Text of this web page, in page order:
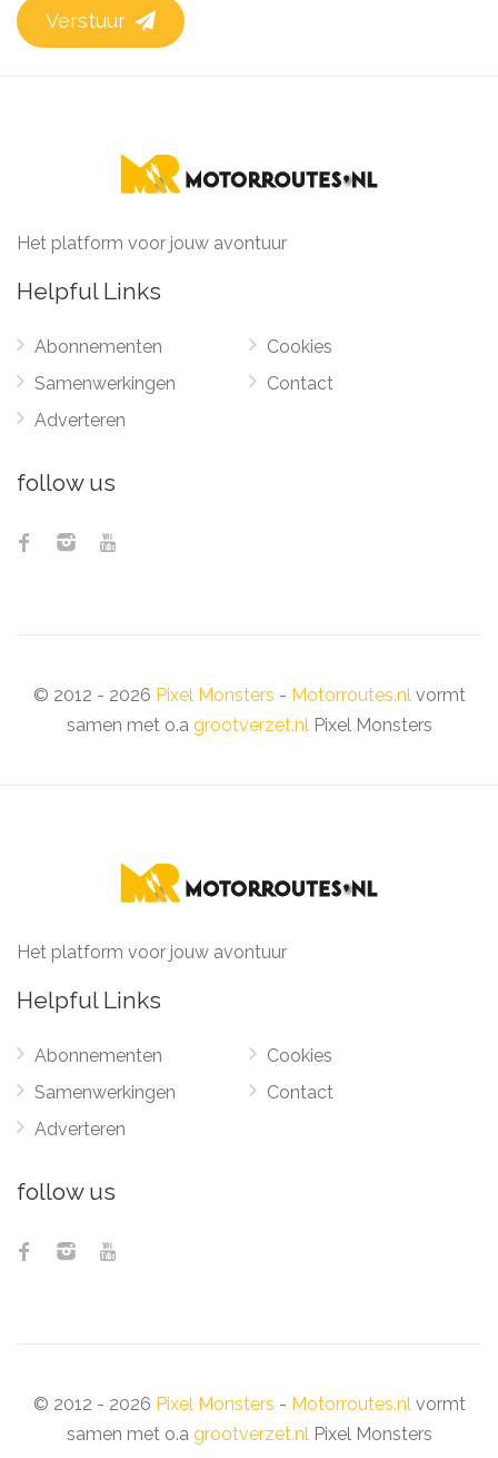
Verstuur
Het platform voor jouw avontuur
Helpful Links
Abonnementen
Samenwerkingen
Adverteren
Cookies
Contact
follow us
© 2012 - 2026 Pixel Monsters - Motorroutes.nlvormt
samen met o.a grootverzet.nlPixel Monsters
Het platform voor jouw avontuur
Helpful Links
Abonnementen
Samenwerkingen
Adverteren
Cookies
Contact
follow us
© 2012 - 2026 Pixel Monsters - Motorroutes.nlvormt
samen met o.a grootverzet.nlPixel Monsters